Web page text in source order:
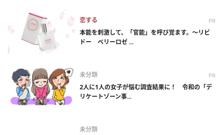
恋する PR
本能を刺激して、「官能」を呼び覚ます。～リビ
ドー ベリーロゼ ...
未分類 PR
2人に1人の女子が悩む調査結果に！ 令和の「デ
リケートゾーン事...
未分類